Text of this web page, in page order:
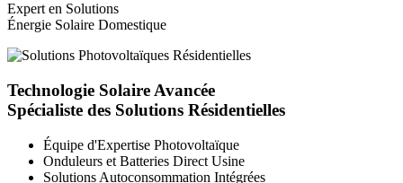
Expert en Solutions
Énergie Solaire Domestique
Technologie Solaire Avancée
Spécialiste des Solutions Résidentielles
Équipe d'Expertise Photovoltaïque
Onduleurs et Batteries Direct Usine
Solutions Autoconsommation Intégrées